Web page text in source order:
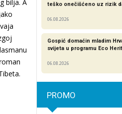
bilja. A
teško onečišćeno uz rizik
06.08.2026
Gospić domaćin mladim
svijeta u programu Eco
06.08.2026
PROMO